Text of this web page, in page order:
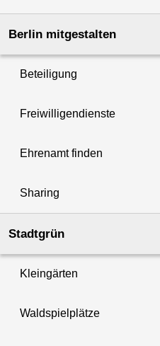
Berlin mitgestalten
Beteiligung
Freiwilligendienste
Ehrenamt finden
Sharing
Stadtgrün
Kleingärten
Waldspielplätze